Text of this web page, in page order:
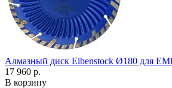
Алмазный диск Eibenstock Ø180 для
17 960 р.
В корзину